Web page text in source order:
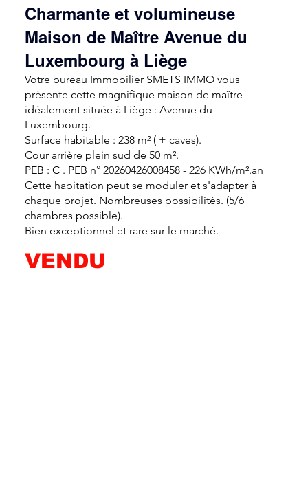
Charmante et volumineuse
Maison de Maître Avenue du
Luxembourg à Liège
Votre bureau Immobilier SMETS IMMO vous
présente cette magnifique maison de maître
idéalement située à Liège : Avenue du
Luxembourg.
Surface habitable : 238 m² ( + caves).
Cour arrière plein sud de 50 m².
PEB : C . PEB n° 20260426008458 - 226 KWh/m².an
Cette habitation peut se moduler et s'adapter à
chaque projet. Nombreuses possibilités. (5/6
chambres possible).
Bien exceptionnel et rare sur le marché.
VENDU